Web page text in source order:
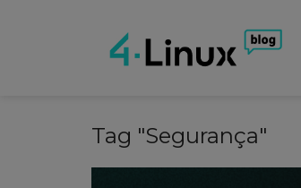
Tag "Segurança"